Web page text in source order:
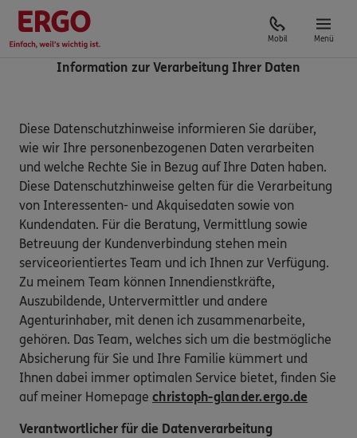
Mobil Menü
Information zur Verarbeitung Ihrer Daten
Diese Datenschutzhinweise informieren Sie darüber,
wie wir Ihre personenbezogenen Daten verarbeiten
und welche Rechte Sie in Bezug auf Ihre Daten haben.
Diese Datenschutzhinweise gelten für die Verarbeitung
von Interessenten- und Akquisedaten sowie von
Kundendaten. Für die Beratung, Vermittlung sowie
Betreuung der Kundenverbindung stehen mein
serviceorientiertes Team und ich Ihnen zur Verfügung.
Zu meinem Team können Innendienstkräfte,
Auszubildende, Untervermittler und andere
Agenturinhaber, mit denen ich zusammenarbeite,
gehören. Das Team, welches sich um die bestmögliche
Absicherung für Sie und Ihre Familie kümmert und
Ihnen dabei immer optimalen Service bietet, finden Sie
auf meiner Homepage christoph-glander.ergo.de
Verantwortlicher für die Datenverarbeitung